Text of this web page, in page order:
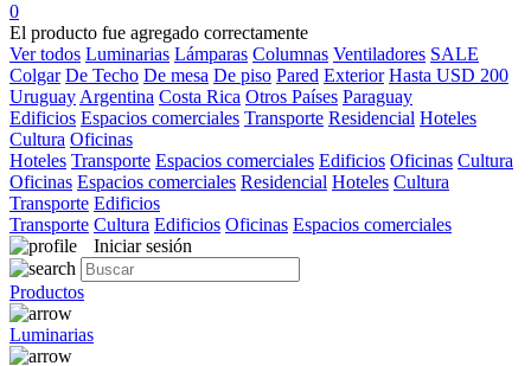
0
El producto fue agregado correctamente
Ver todos Luminarias Lámparas Columnas Ventiladores SALE
Colgar De Techo De mesa De piso Pared Exterior Hasta USD 200
Uruguay Argentina Costa Rica Otros Países Paraguay
Edificios Espacios comerciales Transporte Residencial Hoteles
Cultura Oficinas
Hoteles Transporte Espacios comerciales Edificios Oficinas Cultura
Oficinas Espacios comerciales Residencial Hoteles Cultura
Transporte Edificios
Transporte Cultura Edificios Oficinas Espacios comerciales
Iniciar sesión
Productos
Luminarias